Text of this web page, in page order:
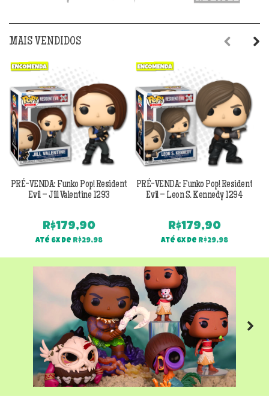
MAIS VENDIDOS
PRÉ-VENDA: Funko Pop! Resident
Evil – Jill Valentine 1293
R$179,90
Até 6x de R$29,98
PRÉ-VENDA: Funko Pop! Resident
Evil – Leon S. Kennedy 1294
R$179,90
Até 6x de R$29,98
Next